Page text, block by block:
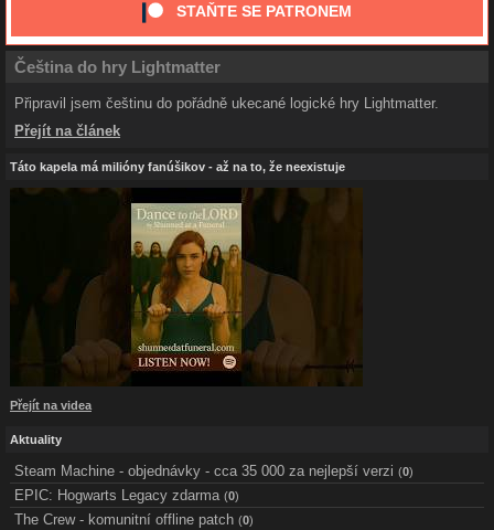
STAŇTE SE PATRONEM
Čeština do hry Lightmatter
Připravil jsem češtinu do pořádně ukecané logické hry Lightmatter.
Přejít na článek
Táto kapela má milióny fanúšikov - až na to, že neexistuje
Přejít na videa
Aktuality
Steam Machine - objednávky - cca 35 000 za nejlepší verzi (0)
EPIC: Hogwarts Legacy zdarma (0)
The Crew - komunitní offline patch (0)